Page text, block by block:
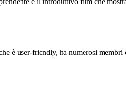
è il introduttivo film che
è user-friendly, ha numerosi